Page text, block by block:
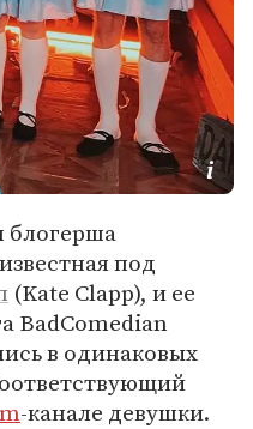
блогерша
под
(Kate Clapp), и ее
BadComedian
в одинаковых
-канале девушки.